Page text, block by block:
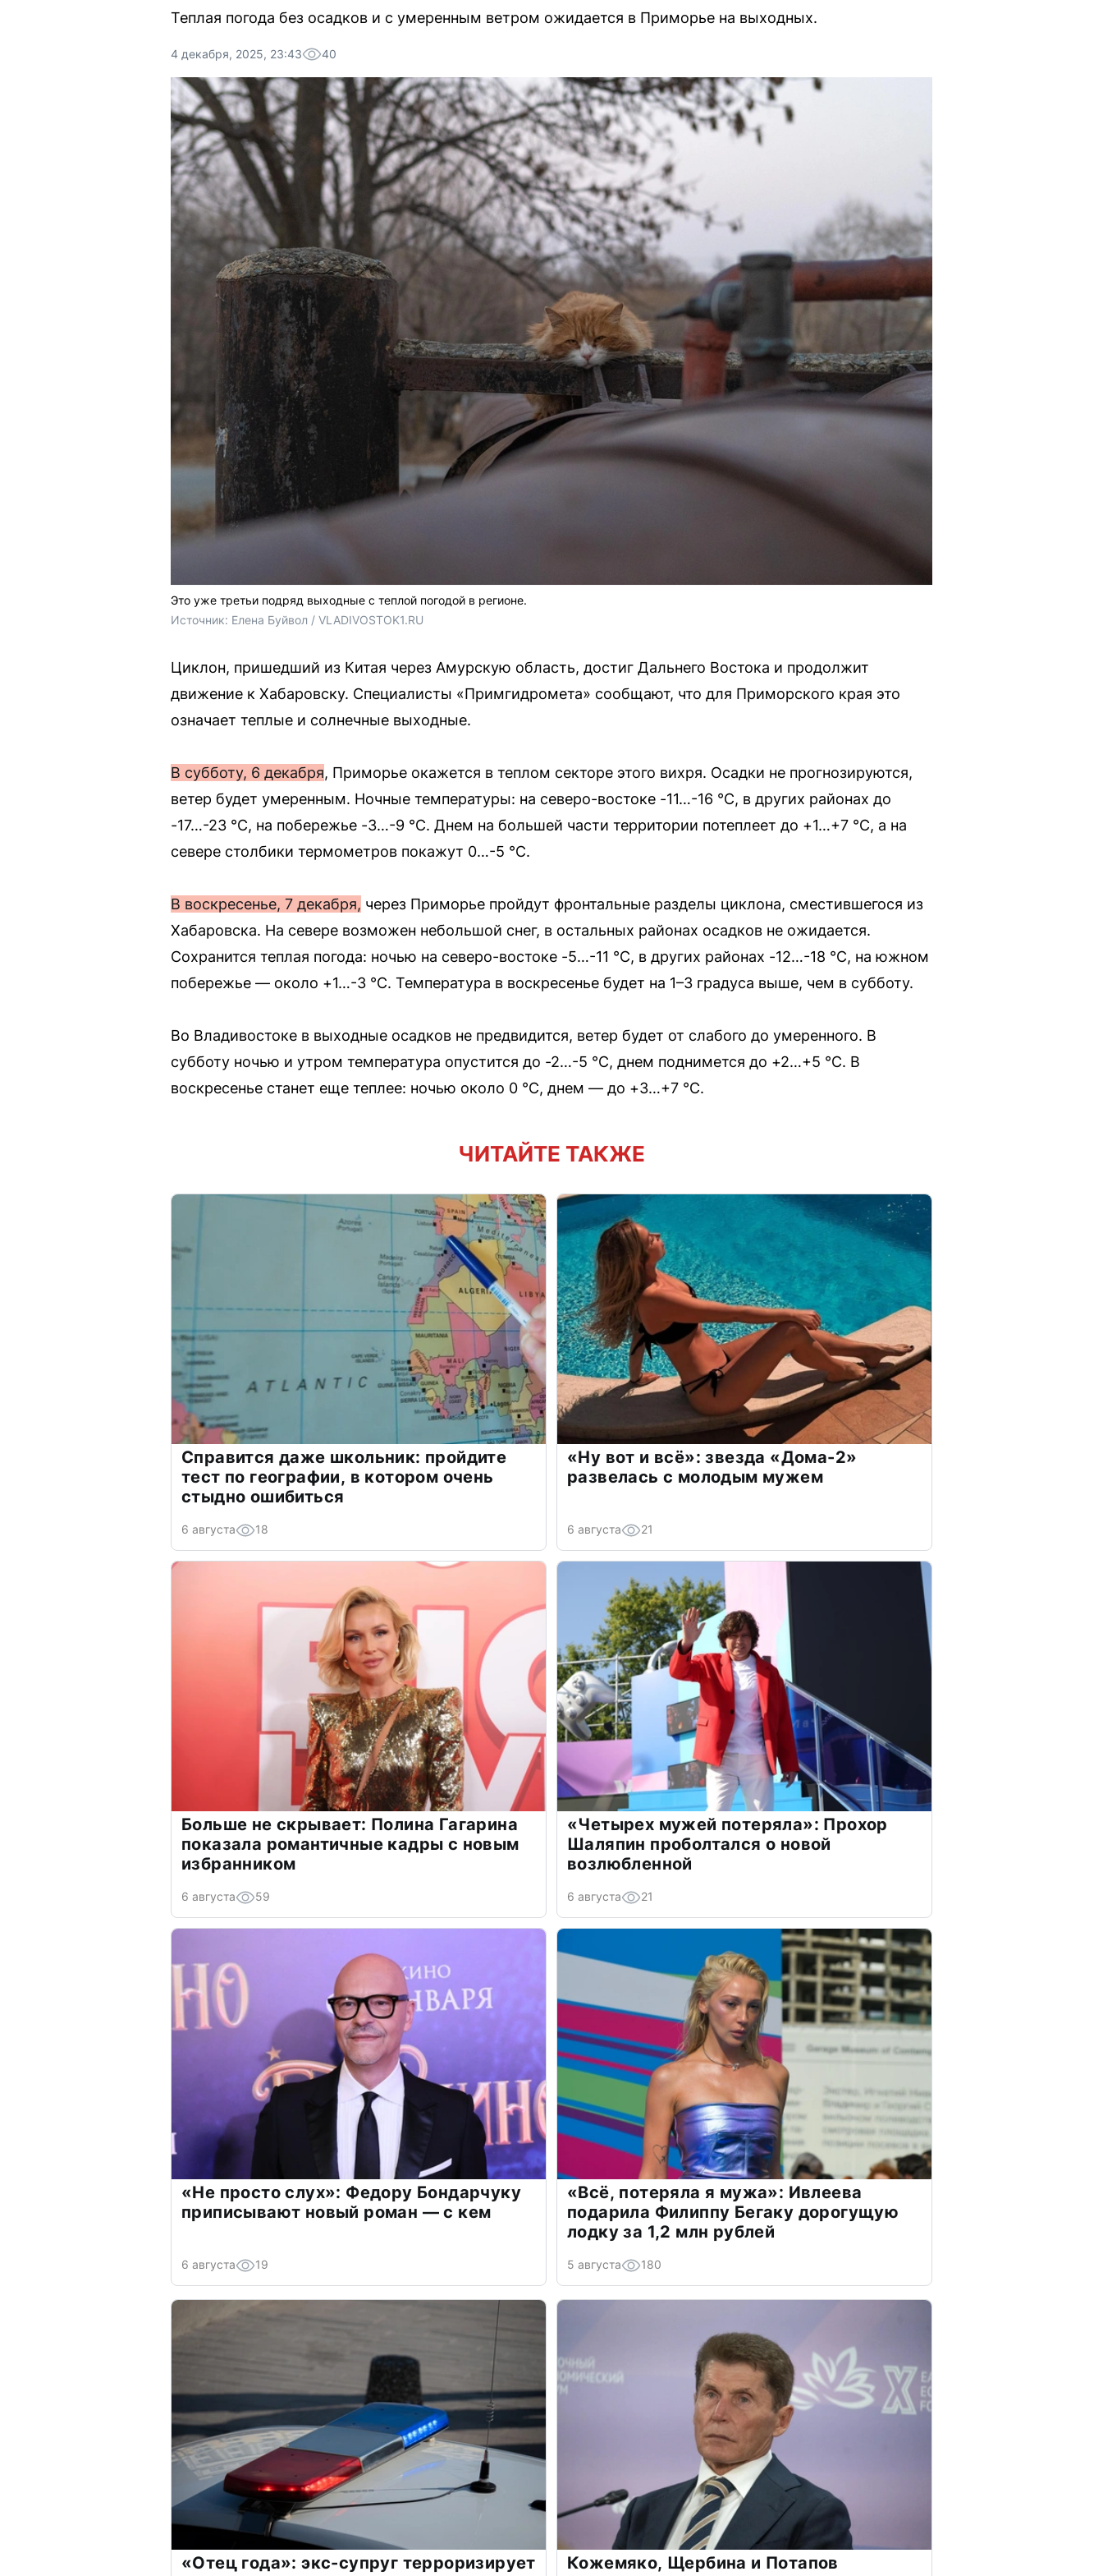
Теплая погода без осадков и с умеренным ветром ожидается в Приморье на выходных.
4 декабря, 2025, 23:43 40
Это уже третьи подряд выходные с теплой погодой в регионе.
Источник: Елена Буйвол / VLADIVOSTOK1.RU
Циклон, пришедший из Китая через Амурскую область, достиг Дальнего Востока и продолжит
движение к Хабаровску. Специалисты «Примгидромета» сообщают, что для Приморского края это
означает теплые и солнечные выходные.
В субботу, 6 декабря, Приморье окажется в теплом секторе этого вихря. Осадки не прогнозируются,
ветер будет умеренным. Ночные температуры: на северо-востоке -11…-16 °C, в других районах до
-17…-23 °C, на побережье -3…-9 °C. Днем на большей части территории потеплеет до +1…+7 °C, а на
севере столбики термометров покажут 0…-5 °C.
В воскресенье, 7 декабря, через Приморье пройдут фронтальные разделы циклона, сместившегося из
Хабаровска. На севере возможен небольшой снег, в остальных районах осадков не ожидается.
Сохранится теплая погода: ночью на северо-востоке -5…-11 °C, в других районах -12…-18 °C, на южном
побережье — около +1…-3 °C. Температура в воскресенье будет на 1–3 градуса выше, чем в субботу.
Во Владивостоке в выходные осадков не предвидится, ветер будет от слабого до умеренного. В
субботу ночью и утром температура опустится до -2…-5 °C, днем поднимется до +2…+5 °C. В
воскресенье станет еще теплее: ночью около 0 °C, днем — до +3…+7 °C.
ЧИТАЙТЕ ТАКЖЕ
Справится даже школьник: пройдите
тест по географии, в котором очень
стыдно ошибиться
6 августа 18
«Ну вот и всё»: звезда «Дома-2»
развелась с молодым мужем
6 августа 21
Больше не скрывает: Полина Гагарина
показала романтичные кадры с новым
избранником
6 августа 59
«Четырех мужей потеряла»: Прохор
Шаляпин проболтался о новой
возлюбленной
6 августа 21
«Не просто слух»: Федору Бондарчуку
приписывают новый роман — с кем
6 августа 19
«Всё, потеряла я мужа»: Ивлеева
подарила Филиппу Бегаку дорогущую
лодку за 1,2 млн рублей
5 августа 180
«Отец года»: экс-супруг терроризирует
Кожемяко, Щербина и Потапов